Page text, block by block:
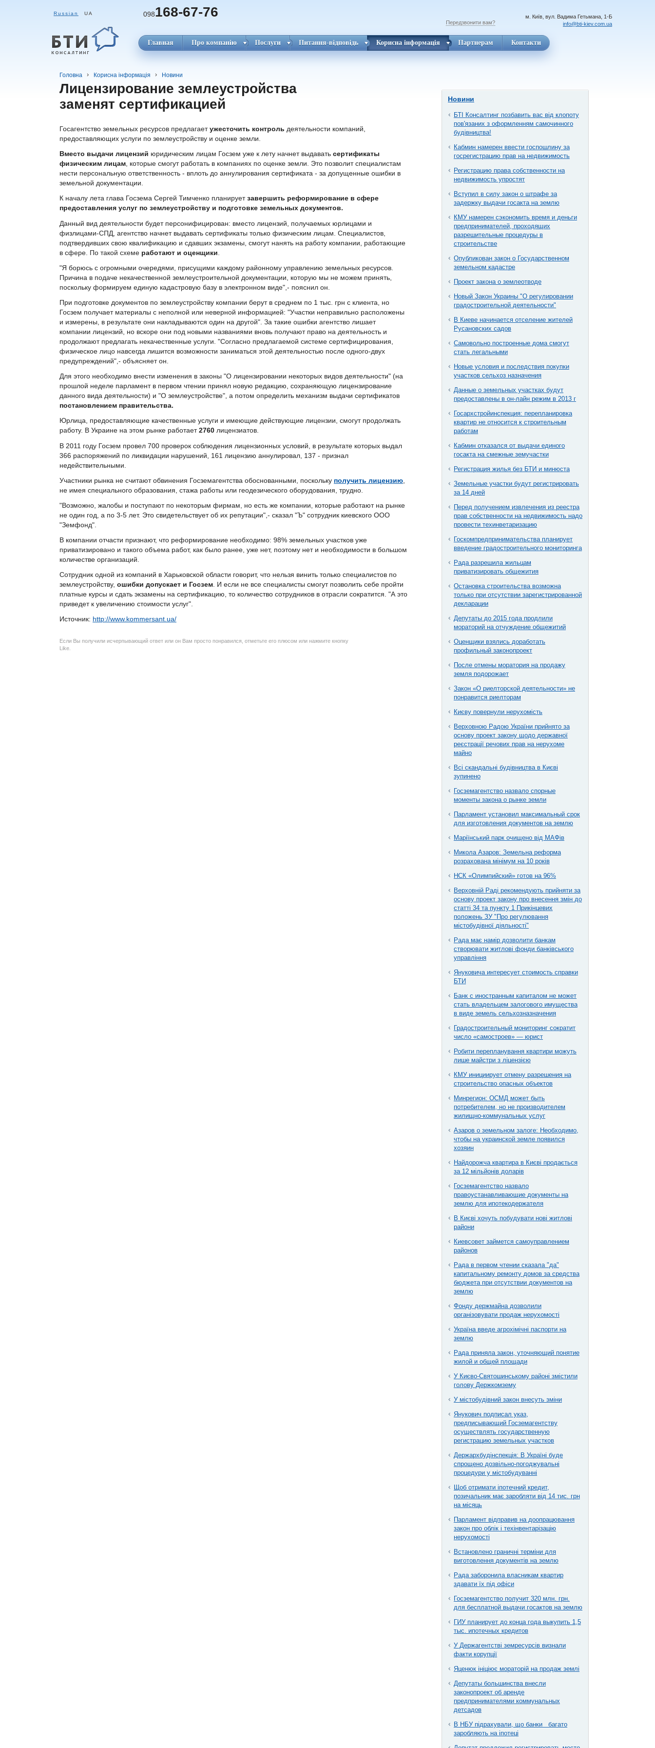
Russian UA 098168-67-76
Передзвонити вам?
м. Київ, вул. Вадима Гетьмана, 1-Б
info@bti-kiev.com.ua
Главная Про компанію Послуги Питання-відповідь Корисна інформація Партнерам Контакти
Головна Корисна інформація Новини
Лицензирование землеустройства
заменят сертификацией
Госагентство земельных ресурсов предлагаетужесточить контроль деятельности компаний,
предоставляющих услуги по землеустройству и оценке земли.
Вместо выдачи лицензий юридическим лицам Госзем уже к лету начнет выдавать сертификаты
физическим лицам , которые смогут работать в компаниях по оценке земли. Это позволит специалистам
нести персональную ответственность - вплоть до аннулирования сертификата - за допущенные ошибки в
земельной документации.
К началу лета глава Госзема Сергей Тимченко планируетзавершить реформирование в сфере
предоставления услуг по землеустройству и подготовке земельных документов.
Данный вид деятельности будет персонифицирован: вместо лицензий, получаемых юрлицами и
физлицами-СПД, агентство начнет выдавать сертификаты только физическим лицам. Специалистов,
подтвердивших свою квалификацию и сдавших экзамены, смогут нанять на работу компании, работающие
в сфере. По такой схеме работают и оценщики
"Я борюсь с огромными очередями, присущими каждому районному управлению земельных ресурсов.
Причина в подаче некачественной землеустроительной документации, которую мы не можем принять,
поскольку формируем единую кадастровую базу в электронном виде",- пояснил он.
При подготовке документов по землеустройству компании берут в среднем по 1 тыс. грн с клиента, но
Госзем получает материалы с неполной или неверной информацией: "Участки неправильно расположены
и измерены, в результате они накладываются один на другой". За такие ошибки агентство лишает
компании лицензий, но вскоре они под новыми названиями вновь получают право на деятельность и
продолжают предлагать некачественные услуги. "Согласно предлагаемой системе сертифицирования,
физическое лицо навсегда лишится возможности заниматься этой деятельностью после одного-двух
предупреждений",- объясняет он.
Для этого необходимо внести изменения в законы "О лицензировании некоторых видов деятельности" (на
прошлой неделе парламент в первом чтении принял новую редакцию, сохраняющую лицензирование
данного вида деятельности) и "О землеустройстве", а потом определить механизм выдачи сертификатов
постановлением правительства.
Юрлица, предоставляющие качественные услуги и имеющие действующие лицензии, смогут продолжать
работу. В Украине на этом рынке работает2760 лицензиатов.
В 2011 году Госзем провел 700 проверок соблюдения лицензионных условий, в результате которых выдал
366 распоряжений по ликвидации нарушений, 161 лицензию аннулировал, 137 - признал
недействительными.
Участники рынка не считают обвинения Госземагентства обоснованными, поскольку получить лицензию
не имея специального образования, стажа работы или геодезического оборудования, трудно.
"Возможно, жалобы и поступают по некоторым фирмам, но есть же компании, которые работают на рынке
не один год, а по 3-5 лет. Это свидетельствует об их репутации",- сказал "Ъ" сотрудник киевского ООО
"Земфонд".
В компании отчасти признают, что реформирование необходимо: 98% земельных участков уже
приватизировано и такого объема работ, как было ранее, уже нет, поэтому нет и необходимости в большом
количестве организаций.
Сотрудник одной из компаний в Харьковской области говорит, что нельзя винить только специалистов по
землеустройству, ошибки допускает и Госзем. И если не все специалисты смогут позволить себе пройти
платные курсы и сдать экзамены на сертификацию, то количество сотрудников в отрасли сократится. "А это
приведет к увеличению стоимости услуг".
Источник: http://www.kommersant.ua/
Если Вы получили исчерпывающий ответ или он Вам просто понравился, отметьте его плюсом или нажмите кнопку
Like.
Новини
БТІ Консалтинг позбавить вас від клопоту
пов'язаних з оформленням самочинного
будівництва!
Кабмин намерен ввести госпошлину за
госрегистрацию прав на недвижимость
Регистрацию права собственности на
недвижимость упростят
Вступил в силу закон о штрафе за
задержку выдачи госакта на землю
КМУ намерен сэкономить время и деньги
предпринимателей, проходящих
разрешительные процедуры в
строительстве
Опубликован закон о Государственном
земельном кадастре
Проект закона о землеотводе
Новый Закон Украины "О регулировании
градостроительной деятельности"
В Киеве начинается отселение жителей
Русановских садов
Самовольно построенные дома смогут
стать легальными
Новые условия и последствия покупки
участков сельхоз назначения
Данные о земельных участках будут
предоставлены в он-лайн режим в 2013 г
Госархстройинспекция: перепланировка
квартир не относится к строительным
работам
Кабмин отказался от выдачи единого
госакта на смежные земучастки
Регистрация жилья без БТИ и минюста
Земельные участки будут регистрировать
за 14 дней
Перед получением извлечения из реестра
прав собственности на недвижимость надо
провести техинветаризацию
Госкомпредпринимательства планирует
введение градостроительного мониторинга
Рада разрешила жильцам
приватизировать общежития
Остановка строительства возможна
только при отсутствии зарегистрированной
декларации
Депутаты до 2015 года продлили
мораторий на отчуждение общежитий
Оценщики взялись доработать
профильный законопроект
После отмены моратория на продажу
земля подорожает
Закон «О риелторской деятельности» не
понравится риелторам
Києву повернули нерухомість
Верховною Радою України прийнято за
основу проект закону щодо державної
реєстрації речових прав на нерухоме
майно
Всі скандальні будівництва в Києві
зупинено
Госземагентство назвало спорные
моменты закона о рынке земли
Парламент установил максимальный срок
для изготовления документов на землю
Маріїнський парк очищено від МАФів
Микола Азаров: Земельна реформа
розрахована мінімум на 10 років
НСК «Олимпийский» готов на 96%
Верховній Раді рекомендують прийняти за
основу проект закону про внесення змін до
статті 34 та пункту 1 Прикінцевих
положень ЗУ "Про регулювання
містобудівної діяльності"
Рада має намір дозволити банкам
створювати житлові фонди банківського
управління
Януковича интересует стоимость справки
БТИ
Банк с иностранным капиталом не может
стать владельцем залогового имущества
в виде земель сельхозназначения
Градостроительный мониторинг сократит
число «самостроев» — юрист
Робити перепланування квартири можуть
лише майстри з ліцензією
КМУ инициирует отмену разрешения на
строительство опасных объектов
Минрегион: ОСМД может быть
потребителем, но не производителем
жилищно-коммунальных услуг
Азаров о земельном залоге: Необходимо,
чтобы на украинской земле появился
хозяин
Найдорожча квартира в Києві продається
за 12 мільйонів доларів
Госземагентство назвало
правоустанавливающие документы на
землю для ипотекодержателя
В Києві хочуть побудувати нові житлові
райони
Киевсовет займется самоуправлением
районов
Рада в первом чтении сказала "да"
капитальному ремонту домов за средства
бюджета при отсутствии документов на
землю
Фонду держмайна дозволили
організовувати продаж нерухомості
Україна введе агрохімічні паспорти на
землю
Рада приняла закон, уточняющий понятие
жилой и общей площади
У Києво-Святошинському районі змістили
голову Держкомзему
У містобудівний закон внесуть зміни
Янукович подписал указ,
предписывающий Госземагентству
осуществлять государственную
регистрацию земельных участков
Держархбудінспекція: В Україні буде
спрощено дозвільно-погоджувальні
процедури у містобудуванні
Щоб отримати іпотечний кредит,
позичальник має заробляти від 14 тис. грн
на місяць
Парламент відправив на доопрацювання
закон про облік і техінвентарізацію
нерухомості
Встановлено граничні терміни для
виготовлення документів на землю
Рада заборонила власникам квартир
здавати їх під офіси
Госземагентство получит 320 млн. грн.
для бесплатной выдачи госактов на землю
ГИУ планирует до конца года выкупить 1,5
тыс. ипотечных кредитов
У Держагентстві земресурсів визнали
факти корупції
Яценюк ініціює мораторій на продаж землі
Депутаты большинства внесли
законопроект об аренде
предпринимателями коммунальных
детсадов
В НБУ підрахували, що банки багато
заробляють на іпотеці